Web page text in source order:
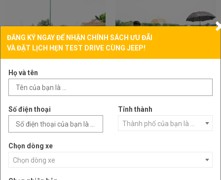
ĐĂNG KÝ NGAY ĐỂ NHẬN CHÍNH SÁCH ƯU ĐÃI
VÀ ĐẶT LỊCH HẸN TEST DRIVE CÙNG JEEP!
Họ và tên
Số điện thoại
Tỉnh thành
Thành phố của bạn là ...
Chọn dòng xe
Chọn dòng xe